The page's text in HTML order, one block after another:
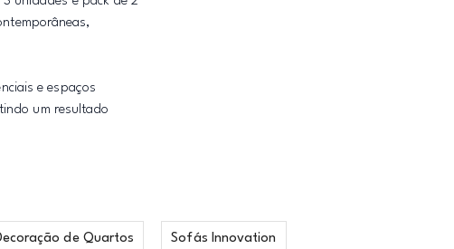
e espaços
um resultado
de Quartos Sofás Innovation